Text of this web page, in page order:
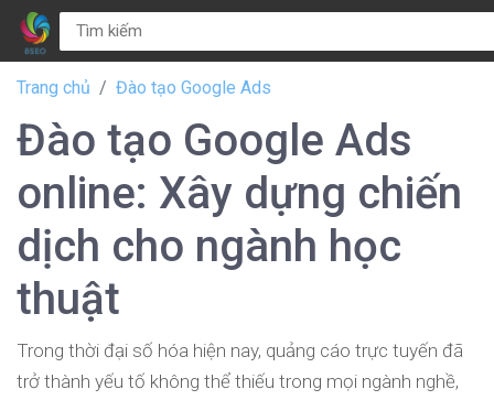
Trang chủ Đào tạo Google Ads
Đào tạo Google Ads
online: Xây dựng chiến
dịch cho ngành học
thuật
Trong thời đại số hóa hiện nay, quảng cáo trực tuyến đã
trở thành yếu tố không thể thiếu trong mọi ngành nghề,